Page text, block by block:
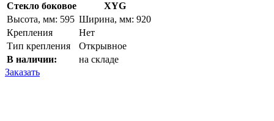
Стекло боковое
XYG
Высота, мм: 595 Ширина, мм: 920
Крепления
Нет
Тип крепления
Открывное
В наличии:
на складе
Заказать